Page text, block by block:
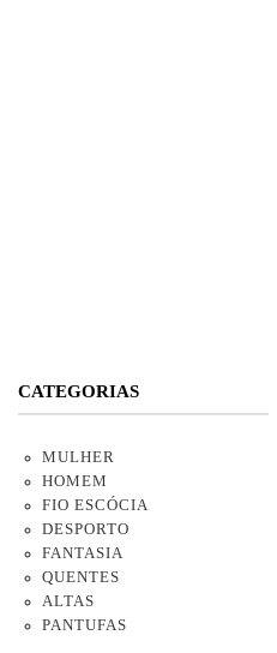
CATEGORIAS
MULHER
HOMEM
FIO ESCÓCIA
DESPORTO
FANTASIA
QUENTES
ALTAS
PANTUFAS